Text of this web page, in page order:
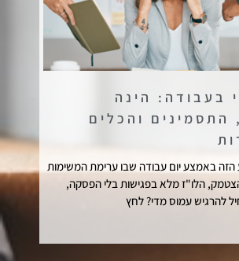
בעבודה: הינה
והכלים
באמצע יום עבודה שבו ערימת המשימות
הלו"ז מלא בפגישות בלי הפסקה,
עמוס מדי? לחץ